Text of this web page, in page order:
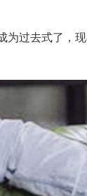
过去式了，现